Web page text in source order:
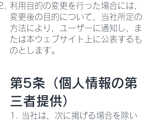
利用目的の変更を行った場合には，
変更後の目的について，当社所定の
方法により，ユーザーに通知し，ま
たは本ウェブサイト上に公表するも
のとします。
第5条（個人情報の第
三者提供）
1. 当社は，次に掲げる場合を除い